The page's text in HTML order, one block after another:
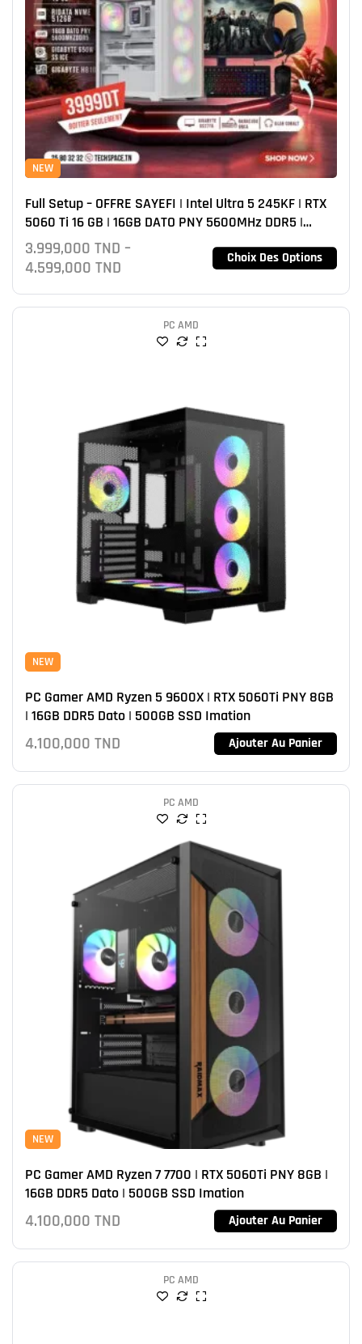
NEW
Full Setup – OFFRE SAYEFI | Intel Ultra 5 245KF | RTX
5060 Ti 16 GB | 16GB DATO PNY 5600MHz DDR5 |
NVMe 512GB
3.999,000 TND –
4.599,000 TND Choix Des Options
PC AMD
NEW
PC Gamer AMD Ryzen 5 9600X | RTX 5060Ti PNY 8GB
| 16GB DDR5 Dato | 500GB SSD Imation
4.100,000 TND Ajouter Au Panier
PC AMD
NEW
PC Gamer AMD Ryzen 7 7700 | RTX 5060Ti PNY 8GB |
16GB DDR5 Dato | 500GB SSD Imation
4.100,000 TND Ajouter Au Panier
PC AMD